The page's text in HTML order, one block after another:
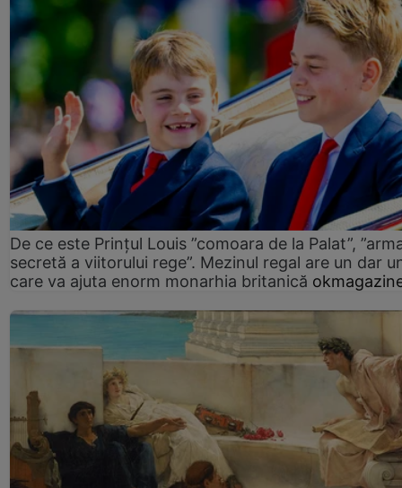
De ce este Prințul Louis ”comoara de la Palat”,
secretă a viitorului rege”. Mezinul regal are un dar
care va ajuta enorm monarhia britanică